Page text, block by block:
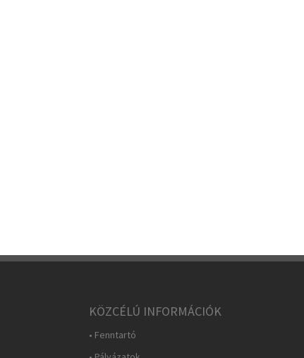
KÖZCÉLÚ INFORMÁCIÓK
• Fenntartó